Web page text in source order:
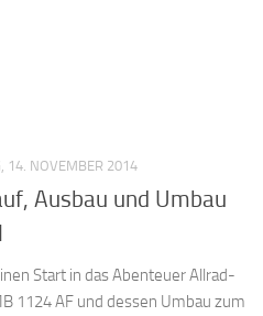
14. NOVEMBER 2014
Ausbau und Umbau
Start in das Abenteuer Allrad-
1124 AF und dessen Umbau zum